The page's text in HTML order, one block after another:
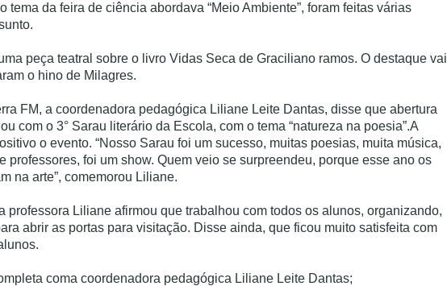
tema da feira de ciência abordava “Meio Ambiente”, foram feitas várias
peça teatral sobre o livro Vidas Seca de Graciliano ramos. O destaque vai
o hino de Milagres.
FM, a coordenadora pedagógica Liliane Leite Dantas, disse que abertura
com o 3° Sarau literário da Escola, com o tema “natureza na poesia”.A
o evento. “Nosso Sarau foi um sucesso, muitas poesias, muita música,
professores, foi um show. Quem veio se surpreendeu, porque esse ano os
na arte”, comemorou Liliane.
professora Liliane afirmou que trabalhou com todos os alunos, organizando,
abrir as portas para visitação. Disse ainda, que ficou muito satisfeita com
coma coordenadora pedagógica Liliane Leite Dantas;